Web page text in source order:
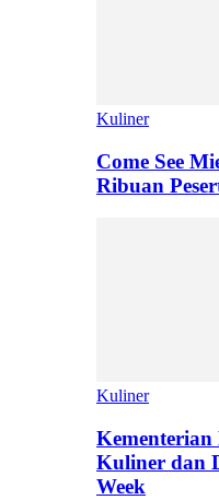
Kuliner
Come See
Ribuan
Kuliner
Kuliner dan
Week